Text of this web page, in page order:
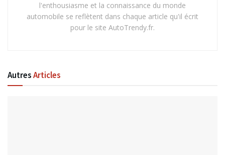
l'enthousiasme et la connaissance du monde
automobile se reflètent dans chaque article qu'il écrit
pour le site AutoTrendy.fr.
AutresArticles